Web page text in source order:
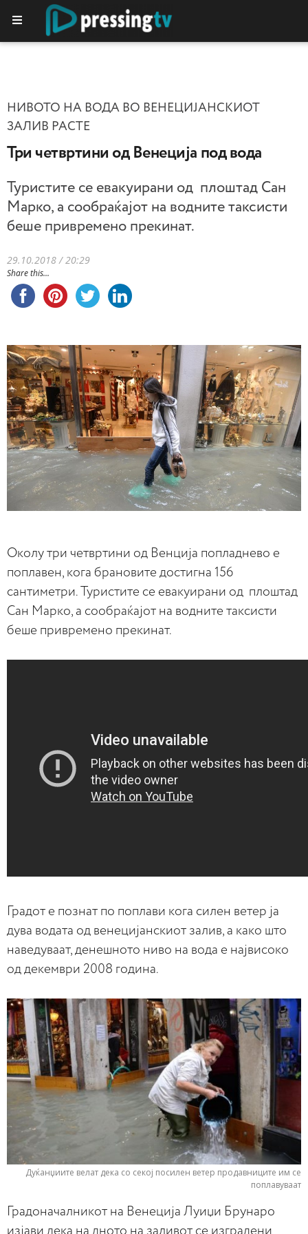
НИВОТО НА ВОДА ВО ВЕНЕЦИЈАНСКИОТ
ЗАЛИВ РАСТЕ
Три четвртини од Венеција под вода
Туристите се евакуирани од плоштад Сан
Марко, а сообраќајот на водните таксисти
беше привремено прекинат.
29.10.2018 / 20:29
Share this...
Околу три четвртини од Венција попладнево е
поплавен, кога брановите достигна 156
сантиметри.
Туристите се евакуирани од плоштад
Сан Марко, а сообраќајот на водните таксисти
беше привремено прекинат.
Градот е познат по поплави кога силен ветер ја
дува водата од венецијанскиот залив, а како што
наведуваат, денешното ниво на вода е највисоко
од декември 2008 година.
Дуќанџиите велат дека со секој посилен ветер продавниците им се
поплавуваат
Градоначалникот на Венеција Луиџи Брунаро
изјави дека на дното на заливот се изградени